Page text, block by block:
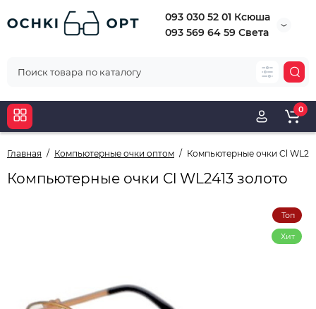
093 030 52 01 Ксюша
093 569 64 59 Света
0
Главная Компьютерные очки оптом Компьютерные очки Cl
Компьютерные очки Cl WL2413 золото
Топ
Хит